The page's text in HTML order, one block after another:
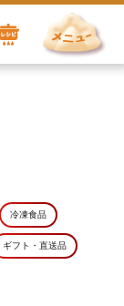
冷凍食品
ギフト・直送品